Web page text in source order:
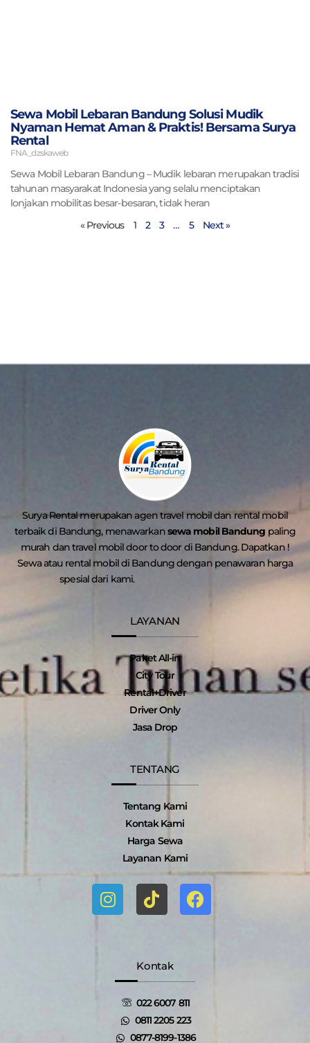
Sewa Mobil Lebaran Bandung Solusi Mudik
Nyaman Hemat Aman & Praktis! Bersama Surya
Rental
FNA_dzskaweb
Sewa Mobil Lebaran Bandung – Mudik lebaran merupakan tradisi
tahunan masyarakat Indonesia yang selalu menciptakan
lonjakan mobilitas besar-besaran, tidak heran
« Previous
1 2 3 … 5 Next »
Surya Rental merupakan agen travel mobil dan rental mobil
terbaik di Bandung, menawarkansewa mobil Bandung paling
murah dan travel mobil door to door di Bandung. Dapatkan !
Sewa atau rental mobil di Bandung dengan penawaran harga
spesial dari kami.
LAYANAN
Paket All-in
City Tour
Rental+Driver
Driver Only
Jasa Drop
TENTANG
Tentang Kami
Kontak Kami
Harga Sewa
Layanan Kami
I
n
s
m
T
i
k
k
F
a
c
o
Kontak
022 6007 811
0811 2205 223
0877-8199-1386